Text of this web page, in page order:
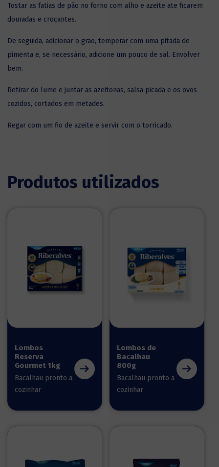
Tostar as fatias de pão no forno com alho e azeite ate ficarem
douradas e crocantes.
De seguida, adicionar o grão, temperar com uma pitada de
pimenta e, se necessário, adicione um pouco de sal. Envolver
bem.
Retirar do lume e juntar as azeitonas, salsa picada e os ovos
cozidos, cortados em metades.
Regar com um fio de azeite e servir com o torricado.
Produtos utilizados
Lombos
Reserva
Gourmet 1kg
Bacalhau pronto a
cozinhar
Lombos de
Bacalhau
800g
Bacalhau pronto a
cozinhar